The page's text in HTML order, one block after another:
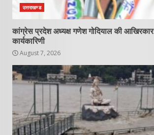
उत्तराखण्ड
कांग्रेस प्रदेश अध्यक्ष गणेश गोदियाल की आखिरकार
कार्यकारिणी
August 7, 2026